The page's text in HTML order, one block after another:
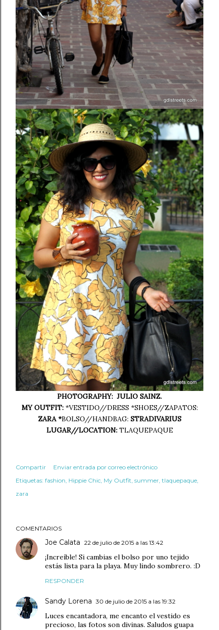
PHOTOGRAPHY: JULIO SAINZ.
MY OUTFIT:*VESTIDO//DRESS *SHOES//ZAPATOS:
ZARA *BOLSO//HANDBAG: STRADIVARIUS
LUGAR//LOCATION: TLAQUEPAQUE
Compartir
Enviar entrada por correo electrónico
Etiquetas: fashion Hippie Chic My Outfit summer tlaquepaque
zara
COMENTARIOS
Joe Calata 22 de julio de 2015 a las 13:42
¡Increíble! Si cambias el bolso por uno tejido
estás lista para la playa. Muy lindo sombrero. :D
RESPONDER
Sandy Lorena 30 de julio de 2015 a las 19:32
Luces encantadora, me encanto el vestido es
precioso, las fotos son divinas. Saludos guapa